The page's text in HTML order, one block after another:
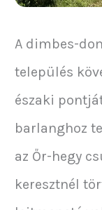
A dimbes-
település
északi
barlanghoz
az Őr-hegy
keresztnél